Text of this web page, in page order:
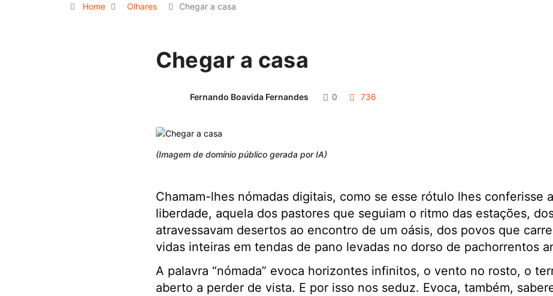
Home Olhares Chegar a casa
Chegar a casa
Fernando Boavida Fernandes 0 736
(Imagem de domínio público gerada por IA)
Chamam-lhes nómadas digitais, como se esse rótulo lhes conferisse
liberdade, aquela dos pastores que seguiam o ritmo das estações,
atravessavam desertos ao encontro de um oásis, dos povos que
vidas inteiras em tendas de pano levadas no dorso de pachorrentos
A palavra “nómada” evoca horizontes infinitos, o vento no rosto, o
aberto a perder de vista. E por isso nos seduz. Evoca, também,